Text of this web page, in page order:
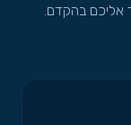
אליכם בהקדם.